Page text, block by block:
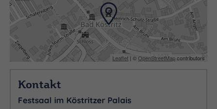
Leaflet | ©OpenStreetMapcontributors
Kontakt
Festsaal im Köstritzer Palais